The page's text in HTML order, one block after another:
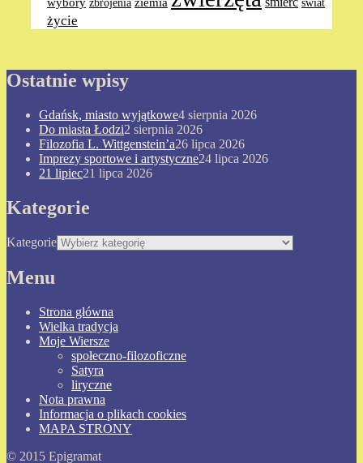
zbrojenia świat
życie
Ostatnie wpisy
Gdańsk, miasto wyjątkowe4 sierpnia 2026
Do miasta Łodzi2 sierpnia 2026
Filozofia L. Wittgenstein’a26 lipca 2026
Imprezy sportowe i artystyczne24 lipca 2026
21 lipiec21 lipca 2026
Kategorie
Kategorie
Menu
Strona główna
Wielka tradycja
Moje Wiersze
społeczno-filozoficzne
Satyra
liryczne
Nota prawna
Informacja o plikach cookies
MAPA STRONY
© 2015 Epigramat